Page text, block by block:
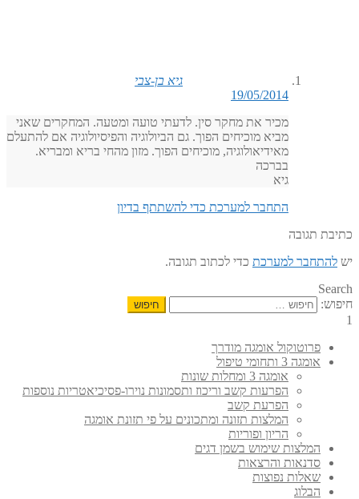
גיא בן-צבי
19/05/2014
מכיר את מחקר סין. לדעתי טועה ומטעה. המחקרים שאני
מביא מוכיחים הפוך. גם הביולוגיה והפיסיולוגיה אם להתעלם
מאידיאולוגיה, מוכיחים הפוך. מזון מהחי בריא ומבריא.
בברכה
גיא
התחבר למערכת כדי להשתתף בדיון
כתיבת תגובה
יש להתחבר למערכת כדי לכתוב תגובה.
Search
חיפוש:
1
פרוטוקול אומגה מודרך
אומגה 3 ותחומי טיפול
אומגה 3 ומחלות שונות
הפרעות קשב וריכוז ותסמונות נוירו-פסיכיאטריות נוספות
הפרעת קשב
המלצות תזונה ומתכונים על פי תזונת אומגה
הריון ופוריות
המלצות שימוש בשמן דגים
סדנאות והרצאות
שאלות נפוצות
הבלוג